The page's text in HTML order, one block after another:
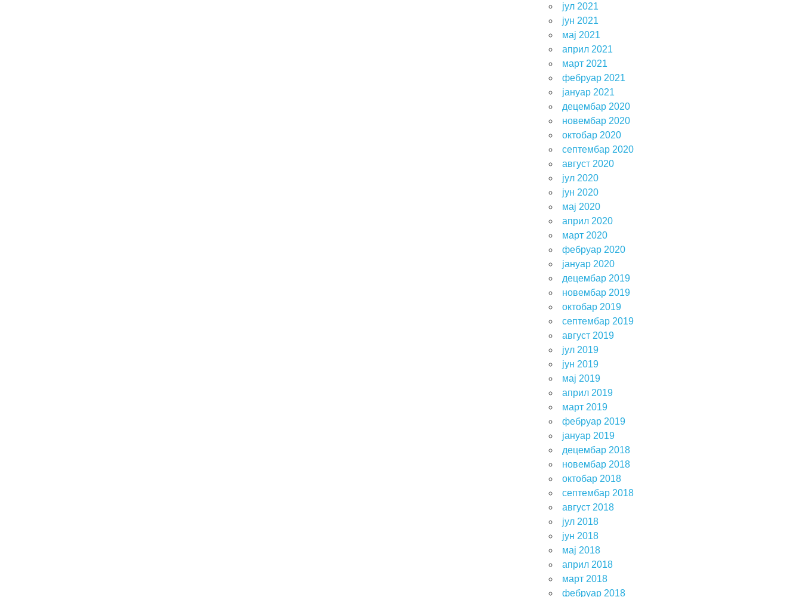
јул 2021
јун 2021
мај 2021
април 2021
март 2021
фебруар 2021
јануар 2021
децембар 2020
новембар 2020
октобар 2020
септембар 2020
август 2020
јул 2020
јун 2020
мај 2020
април 2020
март 2020
фебруар 2020
јануар 2020
децембар 2019
новембар 2019
октобар 2019
септембар 2019
август 2019
јул 2019
јун 2019
мај 2019
април 2019
март 2019
фебруар 2019
јануар 2019
децембар 2018
новембар 2018
октобар 2018
септембар 2018
август 2018
јул 2018
јун 2018
мај 2018
април 2018
март 2018
фебруар 2018